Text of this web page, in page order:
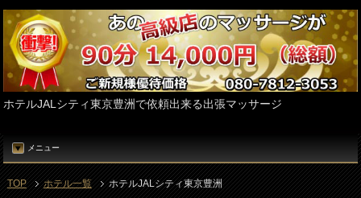
ホテルJALシティ東京豊洲で依頼出来る出張マッサージ
メニュー
TOP ホテル一覧 ホテルJALシティ東京豊洲